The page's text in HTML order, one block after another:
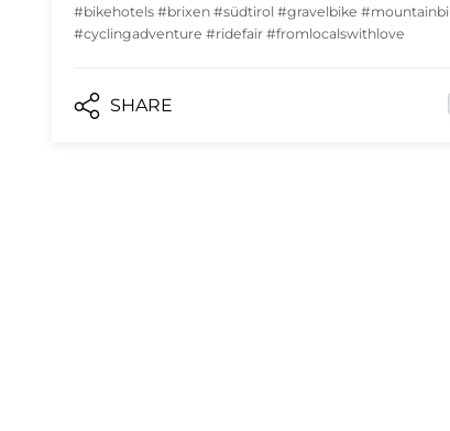
#bikehotels #brixen #südtirol #gravelbike
#cyclingadventure #ridefair #fromlocalswithlove
SHARE